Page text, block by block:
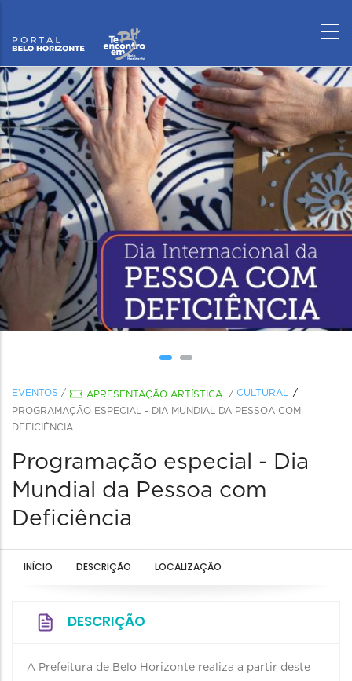
EVENTOS / APRESENTAÇÃO ARTÍSTICA / CULTURAL
PROGRAMAÇÃO ESPECIAL - DIA MUNDIAL DA PESSOA COM
DEFICIÊNCIA
Programação especial - Dia
Mundial da Pessoa com
Deficiência
INÍCIO DESCRIÇÃO LOCALIZAÇÃO
DESCRIÇÃO
A Prefeitura de Belo Horizonte realiza a partir deste